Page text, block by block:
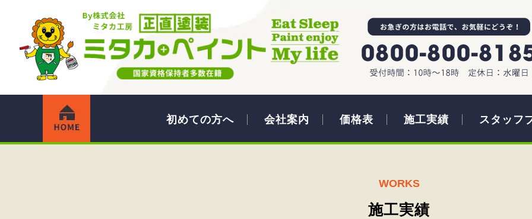
初めての方へ 会社案内 価格表 施工実績 スタッフ
WORKS
施工実績